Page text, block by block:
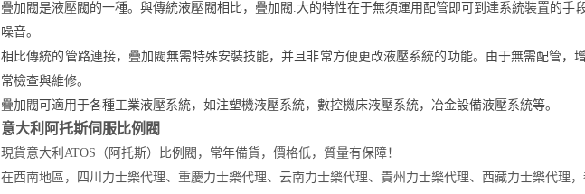
疊加閥是液壓閥的一種。與傳統液壓閥相比，疊加閥.大的特性在于無須運用配管即可到達系統裝置的手
噪音。
相比傳統的管路連接，疊加閥無需特殊安裝技能，并且非常方便更改液壓系統的功能。由于無需配管，
常檢查與維修。
疊加閥可適用于各種工業液壓系統，如注塑機液壓系統，數控機床液壓系統，冶金設備液壓系統等。
意大利阿托斯伺服比例閥
現貨意大利 ATOS （阿托斯）比例閥，常年備貨，價格低，質量有保障！
在西南地區，四川力士樂代理、重慶力士樂代理、云南力士樂代理、貴州力士樂代理、西藏力士樂代理